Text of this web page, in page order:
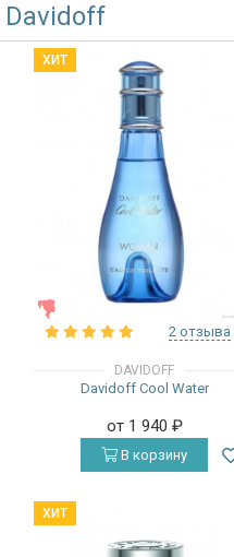
Davidoff
ХИТ
ЖЕНСКИЕ
2 отзыва
DAVIDOFF
Davidoff Cool Water
от 1 940 ₽
В корзину
ХИТ